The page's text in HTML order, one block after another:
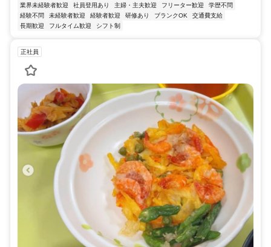
業界未経験者歓迎 社員登用あり 主婦・主夫歓迎 フリーター歓迎
学歴不問
経験不問
未経験者歓迎 経験者歓迎 研修あり ブランクOK
交通費支給
長期歓迎
フルタイム歓迎 シフト制
正社員